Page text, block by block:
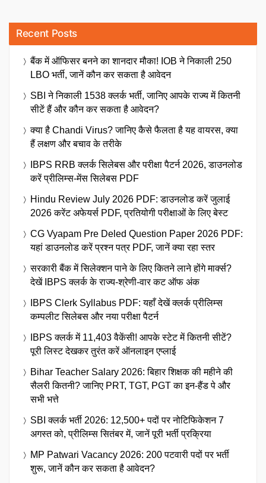
Recent Posts
बैंक में ऑफिसर बनने का शानदार मौका! IOB ने निकाली 250
LBO भर्ती, जानें कौन कर सकता है आवेदन
SBI ने निकाली 1538 क्लर्क भर्ती, जानिए आपके राज्य में कितनी
सीटें हैं और कौन कर सकता है आवेदन?
क्या है Chandi Virus? जानिए कैसे फैलता है यह वायरस, क्या
हैं लक्षण और बचाव के तरीके
IBPS RRB क्लर्क सिलेबस और परीक्षा पैटर्न 2026, डाउनलोड
करें प्रीलिम्स-मेंस सिलेबस PDF
Hindu Review July 2026 PDF: डाउनलोड करें जुलाई
2026 करेंट अफेयर्स PDF, प्रतियोगी परीक्षाओं के लिए बेस्ट
CG Vyapam Pre Deled Question Paper 2026 PDF:
यहां डाउनलोड करें प्रश्न पत्र PDF, जानें क्या रहा स्तर
सरकारी बैंक में सिलेक्शन पाने के लिए कितने लाने होंगे मार्क्स?
देखें IBPS क्लर्क के राज्य-श्रेणी-वार कट ऑफ अंक
IBPS Clerk Syllabus PDF: यहाँ देखें क्लर्क प्रीलिम्स
कम्पलीट सिलेबस और नया परीक्षा पैटर्न
IBPS क्लर्क में 11,403 वैकेंसी! आपके स्टेट में कितनी सीटें?
पूरी लिस्ट देखकर तुरंत करें ऑनलाइन एप्लाई
Bihar Teacher Salary 2026: बिहार शिक्षक की महीने की
सैलरी कितनी? जानिए PRT, TGT, PGT का इन-हैंड पे और
सभी भत्ते
SBI क्लर्क भर्ती 2026: 12,500+ पदों पर नोटिफिकेशन 7
अगस्त को, प्रीलिम्स सितंबर में, जानें पूरी भर्ती प्रक्रिया
MP Patwari Vacancy 2026: 200 पटवारी पदों पर भर्ती
शुरू, जानें कौन कर सकता है आवेदन?